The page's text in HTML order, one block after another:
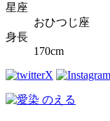
星座
おひつじ座
身長
170cm
X